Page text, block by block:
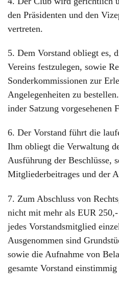
den Präsidenten und den
vertreten.
5. Dem Vorstand obliegt es,
Vereins festzulegen, sowie
Sonderkommissionen zur
Angelegenheiten zu
inder Satzung vorgesehenen
6. Der Vorstand führt die
Ihm obliegt die Verwaltung
Ausführung der Beschlüsse,
Mitgliederbeitrages und der
7. Zum Abschluss von
nicht mit mehr als EUR
jedes Vorstandsmitglied
Ausgenommen sind
sowie die Aufnahme von
gesamte Vorstand